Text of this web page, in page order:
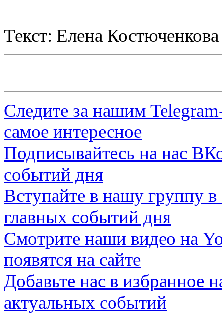
Текст: Елена Костюченкова
Следите за нашим
самое интересное
Подписывайтесь на нас
событий дня
Вступайте в нашу группу в
главных событий дня
Смотрите наши видео на
появятся на сайте
Добавьте нас в избранное
актуальных событий